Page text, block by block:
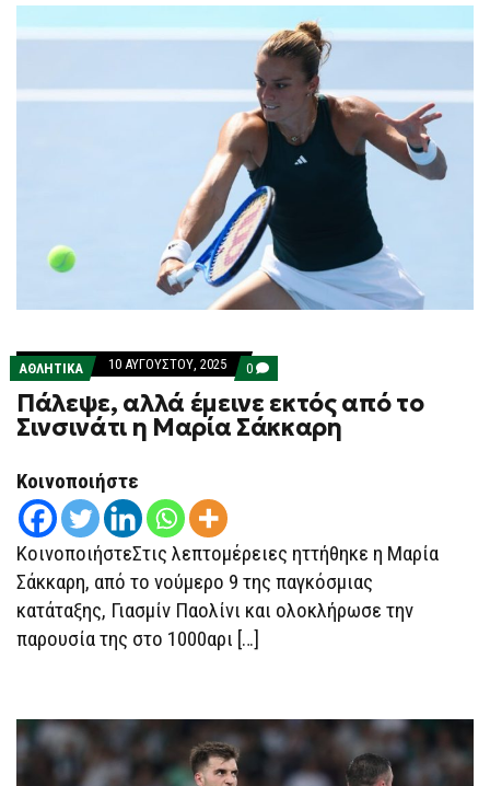
ΑΘΛΗΤΙΚΑ 10 ΑΥΓΟΎΣΤΟΥ, 2025 0 COMMENTS
ON
ΠΆΛΕΨΕ,
ΑΛΛΆ
ΈΜΕΙΝΕ
ΣΆΚΚΑΡΗ
Πάλεψε, αλλά έμεινε εκτός από το
Σινσινάτι η Μαρία Σάκκαρη
Κοινοποιήστε
ΚοινοποιήστεΣτις λεπτομέρειες ηττήθηκε η Μαρία
Σάκκαρη, από το νούμερο 9 της παγκόσμιας
κατάταξης, Γιασμίν Παολίνι και ολοκλήρωσε την
παρουσία της στο 1000αρι […]